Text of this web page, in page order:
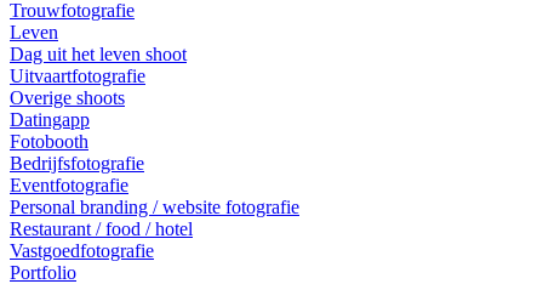
Trouwfotografie
Leven
Dag uit het leven shoot
Uitvaartfotografie
Overige shoots
Datingapp
Fotobooth
Bedrijfsfotografie
Eventfotografie
Personal branding / website fotografie
Restaurant / food / hotel
Vastgoedfotografie
Portfolio